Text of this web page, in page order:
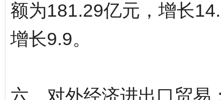
额为181.29亿元，增长
增长9.9。
六、对外经济进出口贸易